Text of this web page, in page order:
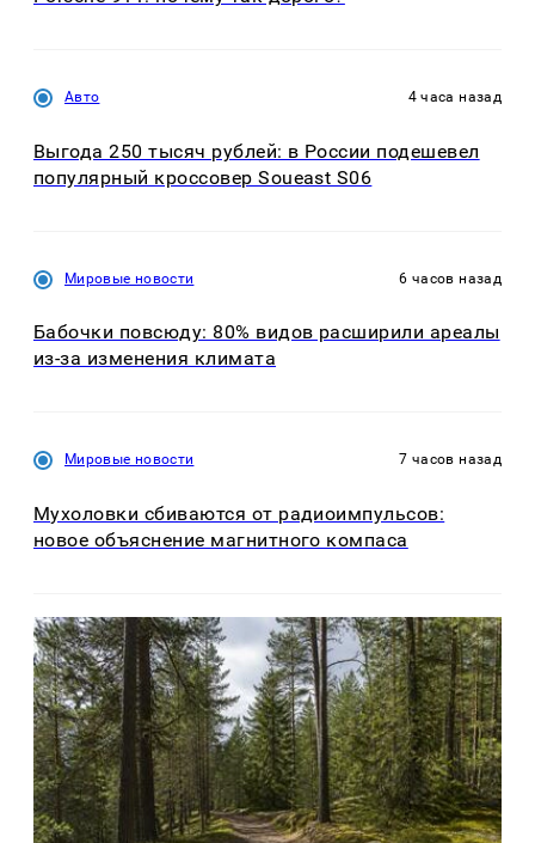
Авто 4 часа назад
Выгода 250 тысяч рублей: в России подешевел
популярный кроссовер Soueast S06
Мировые новости 6 часов назад
Бабочки повсюду: 80% видов расширили ареалы
из-за изменения климата
Мировые новости 7 часов назад
Мухоловки сбиваются от радиоимпульсов:
новое объяснение магнитного компаса